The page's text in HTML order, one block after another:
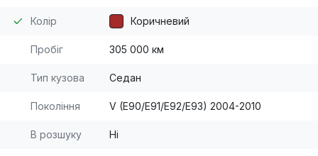
Колір Коричневий
Пробіг 305 000 км
Тип кузова Седан
Покоління V (E90/E91/E92/E93) 2004-2010
В розшуку Ні